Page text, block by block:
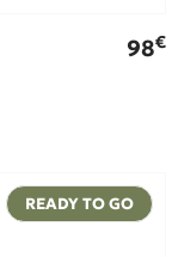
98€
READY TO GO